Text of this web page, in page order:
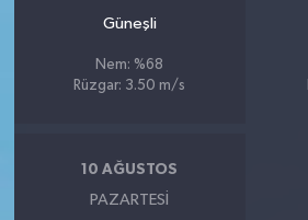
Güneşli
Nem: %68
Rüzgar: 3.50 m/s
10 AĞUSTOS
PAZARTESI